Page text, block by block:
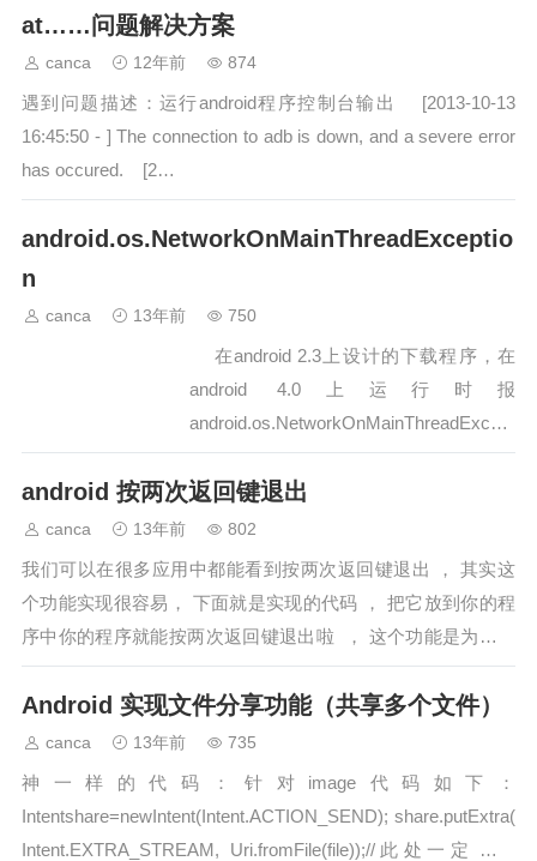
at……问题解决方案
canca 12年前 874
遇到问题描述：运行android程序控制台输出 [2013-10-13
16:45:50 - ] The connection to adb is down, and a severe error
has occured. [2…
android.os.NetworkOnMainThreadExceptio
n
canca 13年前 750
在android 2.3上设计的下载程序，在
android 4.0上运行时报
android.os.NetworkOnMainThreadExcept
ion异常，原来在4.0中，访问网络不能在
主程序中进行，有两个方法可以解决，一
个是在主程序中增加： Java代码&…
android 按两次返回键退出
canca 13年前 802
我们可以在很多应用中都能看到按两次返回键退出 ， 其实这
个功能实现很容易， 下面就是实现的代码 ， 把它放到你的程
序中你的程序就能按两次返回键退出啦 ， 这个功能是为了避
免误点而把程序退出了 ，给你的程序...…
Android 实现文件分享功能（共享多个文件）
canca 13年前 735
神一样的代码：针对image代码如下：
Intentshare=newIntent(Intent.ACTION_SEND); share.putExtra(
Intent.EXTRA_STREAM, Uri.fromFile(file));//此处一定要用